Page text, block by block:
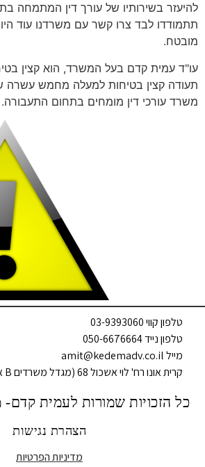
להיעזר בשירותיו של עורך דין המתמחה
תתמודדו לבד צרו קשר עם משרדנו עוד
מובטח.
עו"ד עמית קדם בעל המשרד, הוא קצין
תעודה קצין בטיחות למעלה מחמש עשרה
משרד עורכי דין מומחים בתחום התעבורה.
טלפון קווי 03-9393060
טלפון נייד 050-6676664
מייל amit@kedemadv.co.il
קרית אונו רח' לוי אשכול 68 (מגדל משרדים B אונו).
כל הזכויות שמורות לעמית קדם-
הצהרת נגישות
מדיניות הפרטיות